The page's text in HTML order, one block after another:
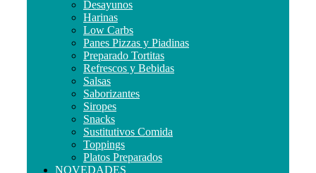
Desayunos
Harinas
Low Carbs
Panes Pizzas y Piadinas
Preparado Tortitas
Refrescos y Bebidas
Salsas
Saborizantes
Siropes
Snacks
Sustitutivos Comida
Toppings
Platos Preparados
NOVEDADES